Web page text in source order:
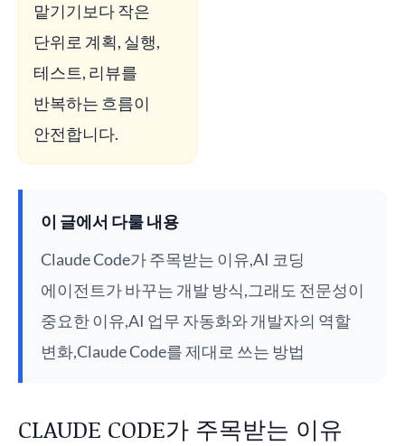
맡기기보다 작은
단위로 계획, 실행,
테스트, 리뷰를
반복하는 흐름이
안전합니다.
이 글에서 다룰 내용
Claude Code가 주목받는 이유,AI 코딩
에이전트가 바꾸는 개발 방식,그래도 전문성이
중요한 이유,AI 업무 자동화와 개발자의 역할
변화,Claude Code를 제대로 쓰는 방법
CLAUDE CODE가 주목받는 이유